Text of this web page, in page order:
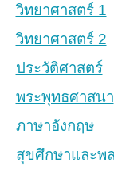
วิทยาศาสตร์ 1
วิทยาศาสตร์ 2
ประวัติศาสตร์
พระพุทธศาสนา
ภาษาอังกฤษ
สุขศึกษาและพ